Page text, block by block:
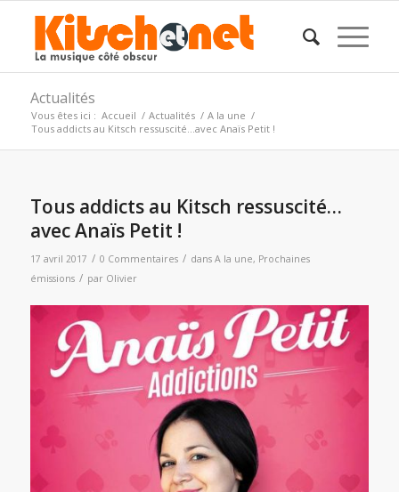
Actualités
Vous êtes ici : Accueil / Actualités / A la une /
Tous addicts au Kitsch ressuscité…avec Anaïs Petit !
Tous addicts au Kitsch ressuscité…
avec Anaïs Petit !
17 avril 2017 / 0 Commentaires / dans A la une, Prochaines
émissions / par Olivier